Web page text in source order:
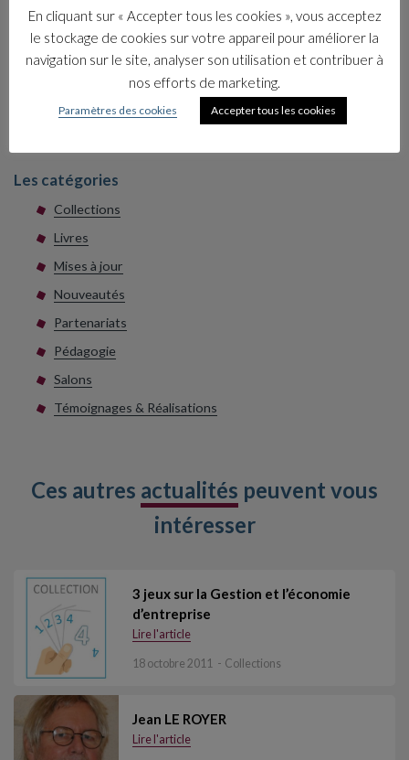
dans votre entreprise ?
1 juillet 2026
Élaborer et animer une formation pour
tous les salariés afin d’intégrer les fonda…
Les catégories
Collections
Livres
Mises à jour
Nouveautés
Partenariats
Pédagogie
Salons
Témoignages & Réalisations
Ces autres actualités peuvent vous
intéresser
3 jeux sur la Gestion et l’économie
d’entreprise
Lire l'article
18 octobre 2011 Collections
Jean LE ROYER
Lire l'article
En cliquant sur « Accepter tous les cookies », vous acceptez
le stockage de cookies sur votre appareil pour améliorer la
navigation sur le site, analyser son utilisation et contribuer à
nos efforts de marketing.
Paramètres des cookies Accepter tous les cookies